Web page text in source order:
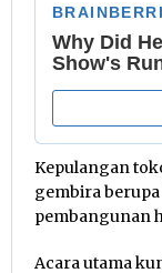
Kepulangan
gembira
pembangunan
Acara utama